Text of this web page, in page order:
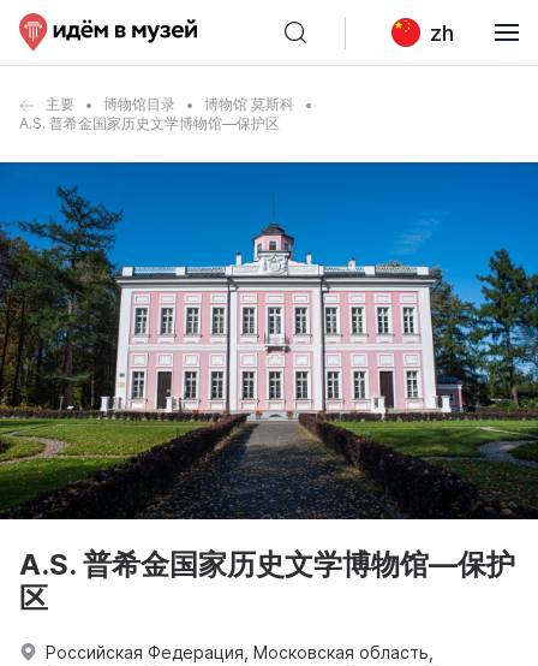
zh
主要 博物馆目录
博物馆 莫斯科
A.S. 普希金国家历史文学博物馆—保护区
A.S. 普希金国家历史文学博物馆—保护
区
Российская Федерация, Московская область,